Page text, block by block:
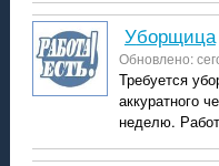
уборщица
Обновлено:
Требуется
аккуратного
неделю.